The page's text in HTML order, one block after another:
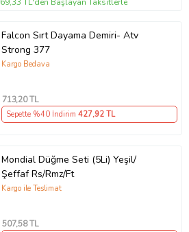
69,33 TL'den Başlayan Taksitlerle
Falcon Sırt Dayama Demiri- Atv
Strong 377
Kargo Bedava
713,20 TL
Sepette %40 İndirim 427,92 TL
Mondial Düğme Seti (5Li) Yeşil/
Şeffaf Rs/Rmz/Ft
Kargo ile Teslimat
507,58 TL